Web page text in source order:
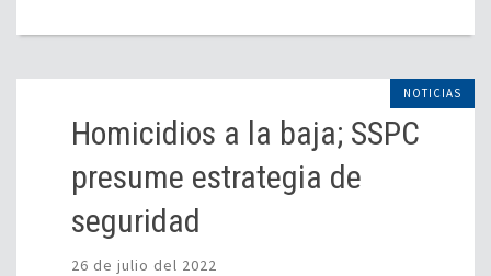
NOTICIAS
Homicidios a la baja; SSPC
presume estrategia de
seguridad
26 de julio del 2022